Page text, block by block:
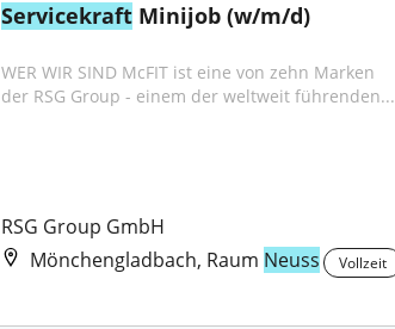
Servicekraft Minijob (w/m/d)
WER WIR SIND McFIT ist eine von zehn Marken
der RSG Group - einem der weltweit führenden...
RSG Group GmbH
Mönchengladbach, Raum Neuss Vollzeit